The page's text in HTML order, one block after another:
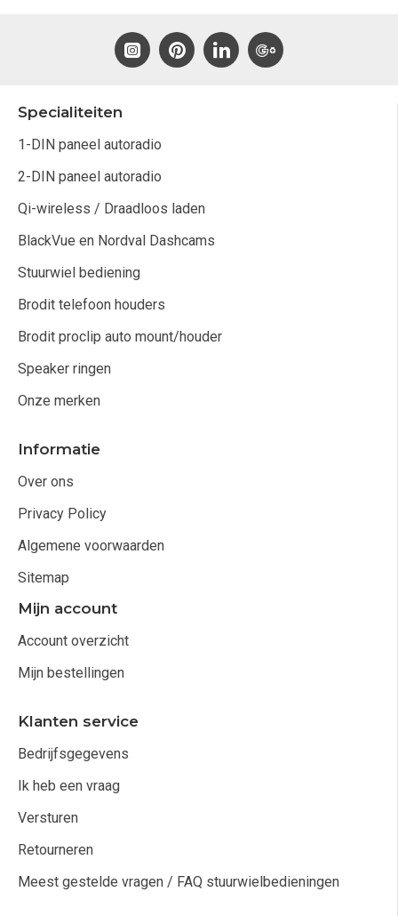
Specialiteiten
1-DIN paneel autoradio
2-DIN paneel autoradio
Qi-wireless / Draadloos laden
BlackVue en Nordval Dashcams
Stuurwiel bediening
Brodit telefoon houders
Brodit proclip auto mount/houder
Speaker ringen
Onze merken
Informatie
Over ons
Privacy Policy
Algemene voorwaarden
Sitemap
Mijn account
Account overzicht
Mijn bestellingen
Klanten service
Bedrijfsgegevens
Ik heb een vraag
Versturen
Retourneren
Meest gestelde vragen / FAQ stuurwielbedieningen